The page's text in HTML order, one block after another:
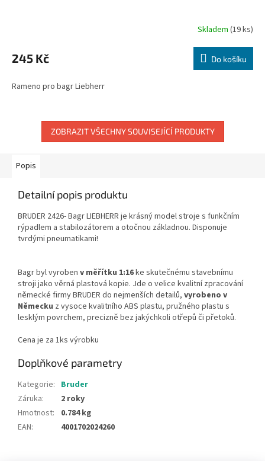
Skladem (19 ks)
245 Kč Do košíku
Rameno pro bagr Liebherr
ZOBRAZIT VŠECHNY SOUVISEJÍCÍ PRODUKTY
Popis
Detailní popis produktu
BRUDER 2426- Bagr LIEBHERR je krásný model stroje s funkčním
rýpadlem a stabilozátorem a otočnou základnou. Disponuje
tvrdými pneumatikami!
Bagr byl vyroben v měřítku 1:16ke skutečnému stavebnímu
stroji jako věrná plastová kopie. Jde o velice kvalitní zpracování
německé firmy BRUDER do nejmenších detailů, vyrobeno v
Německu z vysoce kvalitního ABS plastu, pružného plastu s
lesklým povrchem, precizně bez jakýchkoli otřepů či přetoků.
Cena je za 1ks výrobku
Doplňkové parametry
Kategorie: Bruder
Záruka:
2 roky
Hmotnost:
0.784 kg
EAN: 4001702024260